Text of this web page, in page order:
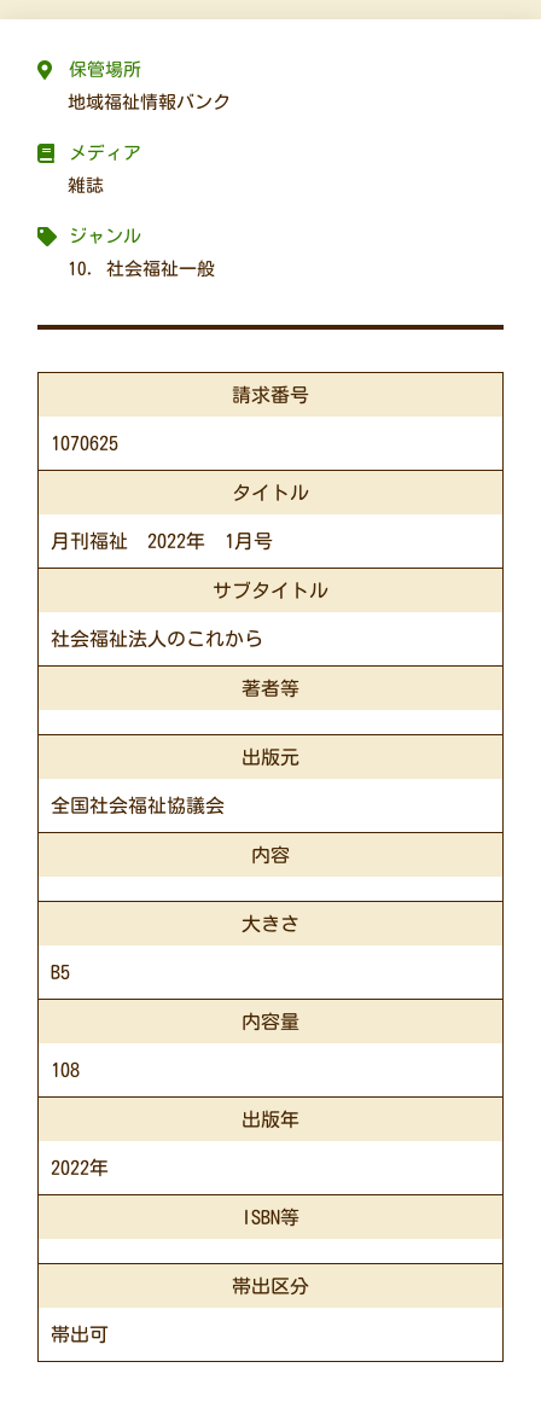
保管場所
地域福祉情報バンク
メディア
雑誌
ジャンル
10. 社会福祉一般
請求番号
1070625
タイトル
月刊福祉 2022年 1月号
サブタイトル
社会福祉法人のこれから
著者等
出版元
全国社会福祉協議会
内容
大きさ
B5
内容量
108
出版年
2022年
ISBN等
帯出区分
帯出可